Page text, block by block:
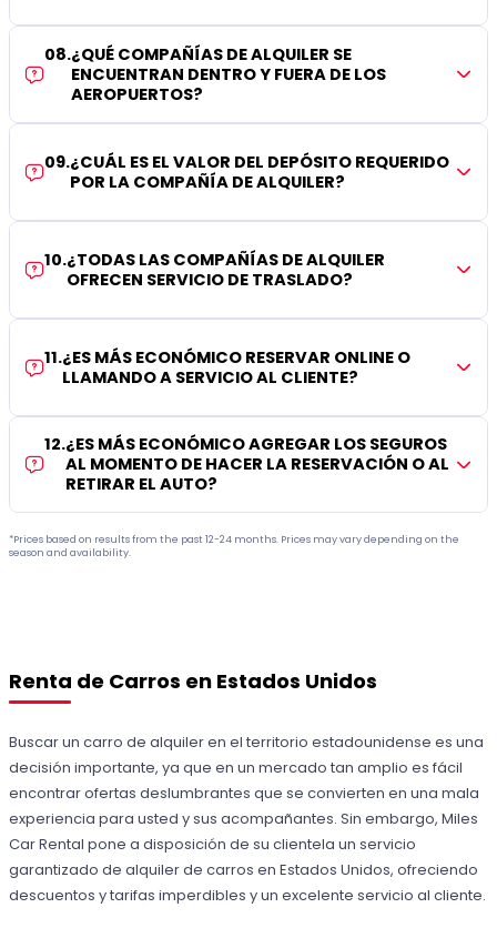
08.¿QUÉ COMPAÑÍAS DE ALQUILER SE
ENCUENTRAN DENTRO Y FUERA DE LOS
AEROPUERTOS?
09.¿CUÁL ES EL VALOR DEL DEPÓSITO REQUERIDO
POR LA COMPAÑÍA DE ALQUILER?
10.¿TODAS LAS COMPAÑÍAS DE ALQUILER
OFRECEN SERVICIO DE TRASLADO?
11.¿ES MÁS ECONÓMICO RESERVAR ONLINE O
LLAMANDO A SERVICIO AL CLIENTE?
12.¿ES MÁS ECONÓMICO AGREGAR LOS SEGUROS
AL MOMENTO DE HACER LA RESERVACIÓN O AL
RETIRAR EL AUTO?
*Prices based on results from the past 12-24 months. Prices may vary depending on the
season and availability.
Renta de Carros en Estados Unidos
Buscar un carro de alquiler en el territorio estadounidense es una
decisión importante, ya que en un mercado tan amplio es fácil
encontrar ofertas deslumbrantes que se convierten en una mala
experiencia para usted y sus acompañantes. Sin embargo, Miles
Car Rental pone a disposición de su clientela un servicio
garantizado de alquiler de carros en Estados Unidos, ofreciendo
descuentos y tarifas imperdibles y un excelente servicio al cliente.